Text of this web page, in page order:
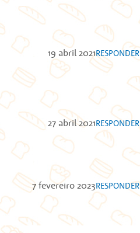
19 abril 2021RESPONDER
27 abril 2021RESPONDER
7 fevereiro 2023RESPONDER